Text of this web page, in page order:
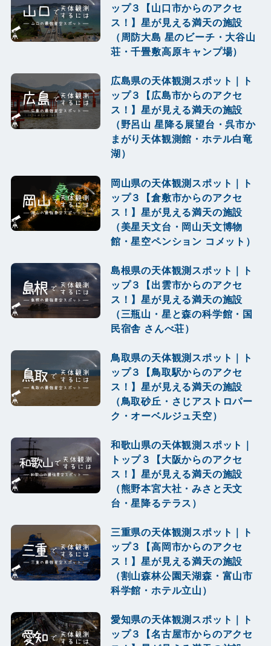
ップ３【山口市からのアクセ
ス！】星が見える満天の施設
（周防大島 星のビーチ・大谷山
荘・千畳敷高原キャンプ場）
広島県の天体観測スポット｜ト
ップ３【広島市からのアクセ
ス！】星が見える満天の施設
（野呂山 星降る展望台・呉市か
まがり天体観測館・ホテル白竜
湖）
岡山県の天体観測スポット｜ト
ップ３【倉敷市からのアクセ
ス！】星が見える満天の施設
（美星天文台・岡山天文博物
館・星空ペンション コメット）
島根県の天体観測スポット｜ト
ップ３【出雲市からのアクセ
ス！】星が見える満天の施設
（三瓶山・星と森の科学館・国
民宿舎 さんべ荘）
鳥取県の天体観測スポット｜ト
ップ３【鳥取駅からのアクセ
ス！】星が見える満天の施設
（鳥取砂丘・さじアストロパー
ク・オーベルジュ天空）
和歌山県の天体観測スポット｜
トップ３【大阪からのアクセ
ス！】星が見える満天の施設
（熊野本宮大社・みさと天文
台・星降るテラス）
三重県の天体観測スポット｜ト
ップ３【高岡市からのアクセ
ス！】星が見える満天の施設
（割山森林公園天湖森・富山市
科学館・ホテル立山）
愛知県の天体観測スポット｜ト
ップ３【名古屋市からのアクセ